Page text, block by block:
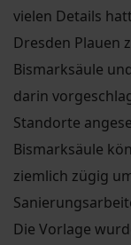
vielen Details
Dresden Plauen
Bismarksäule
darin
Standorte
Bismarksäule
ziemlich zügig
Die Vorlage